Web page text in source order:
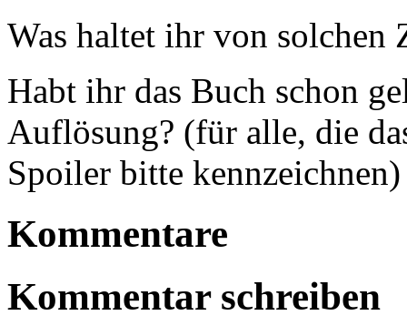
Was haltet ihr von solchen
Habt ihr das Buch schon
Auflösung? (für alle, die
Spoiler bitte kennzeichnen)
Kommentare
Kommentar schreiben